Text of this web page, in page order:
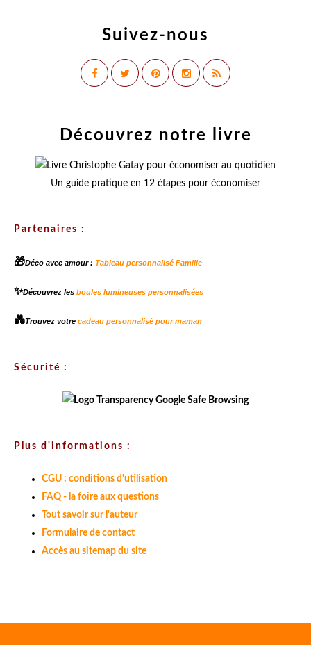
Suivez-nous
Découvrez notre livre
Un guide pratique en 12 étapes pour économiser
Partenaires :
🎁Déco avec amour : Tableau personnalisé Famille
✨Découvrez les boules lumineuses personnalisées
💑Trouvez votre cadeau personnalisé pour maman
Sécurité :
Plus d'informations :
CGU : conditions d'utilisation
FAQ - la foire aux questions
Tout savoir sur l'auteur
Formulaire de contact
Accès au sitemap du site